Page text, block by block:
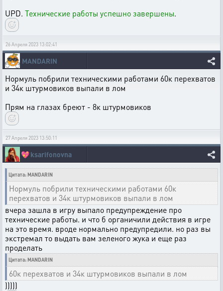
UPD. Технические работы успешно завершены.
26 Апреля 2023 13:02:41
MANDARIN
Нормуль побрили техническими работами 60к перехватов
и 34к штурмовиков выпали в лом
Прям на глазах бреют - 8к штурмовиков
27 Апреля 2023 13:50:11
💖ksarifonovna
Цитата: MANDARIN
Нормуль побрили техническими работами 60к
перехватов и 34к штурмовиков выпали в лом
вчера зашла в игру выпало предупреждение про
технические работы. и что б органичили действия в игре
на это время. вроде нормально предупредили. но раз вы
экстремал то выдать вам зеленого жука и еще раз
проделать
Цитата: MANDARIN
60к перехватов и 34к штурмовиков выпали в лом
)))))